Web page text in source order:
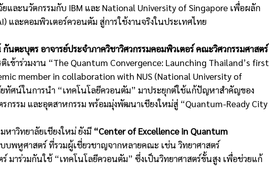
และนวัตกรรมกับ IBM และ National University of Singapore เพื่อผลัก
ละคอมพิวเตอร์ควอนตัม สู่การใช้งานจริงในประเทศไทย
กันตะบุตร อาจารย์ประจำภาควิชาวิศวกรรมคอมพิวเตอร์ คณะวิศวกรรมศาสตร์
เข้าร่วมงาน “The Quantum Convergence: Launching Thailand’s first
member in collaboration with NUS (National University of
ทัศน์ในการนำ “เทคโนโลยีควอนตัม” มาประยุกต์ใช้แก้ปัญหาสำคัญของ
กรรม และอุตสาหกรรม พร้อมมุ่งพัฒนาเชียงใหม่สู่ “Quantum-Ready City
าวิทยาลัยเชียงใหม่ ยังมี “Center of Excellence in Quantum
บพหูศาสตร์ ที่รวมผู้เชี่ยวชาญจากหลายคณะ เช่น วิทยาศาสตร์
ร์ มาร่วมกันใช้ “เทคโนโลยีควอนตัม” ซึ่งเป็นวิทยาศาสตร์ขั้นสูง เพื่อช่วยแก้